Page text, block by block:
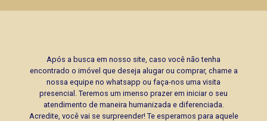
Após a busca em nosso site, caso você não tenha
encontrado o imóvel que deseja alugar ou comprar, chame a
nossa equipe no whatsapp ou faça-nos uma visita
presencial. Teremos um imenso prazer em iniciar o seu
atendimento de maneira humanizada e diferenciada.
Acredite, você vai se surpreender! Te esperamos para aquele